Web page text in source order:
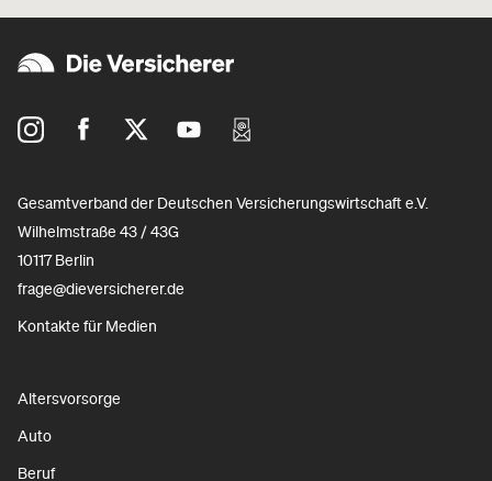
Gesamtverband der Deutschen Versicherungswirtschaft e.V.
Wilhelmstraße 43 / 43G
10117 Berlin
frage@dieversicherer.de
Kontakte für Medien
Altersvorsorge
Auto
Beruf